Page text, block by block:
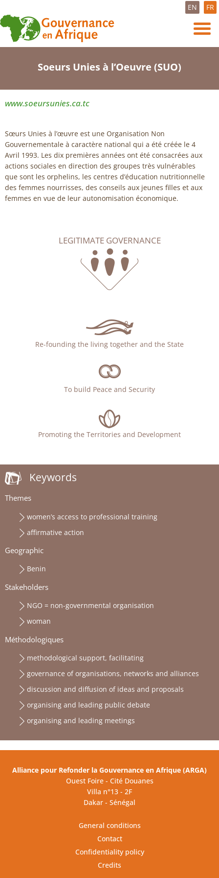
EN FR
Soeurs Unies à l’Oeuvre (SUO)
www.soeursunies.ca.tc
Sœurs Unies à l’œuvre est une Organisation Non
Gouvernementale à caractère national qui a été créée le 4
Avril 1993. Les dix premières années ont été consacrées aux
actions sociales en direction des groupes très vulnérables
que sont les orphelins, les centres d’éducation nutritionnelle
des femmes nourrisses, des conseils aux jeunes filles et aux
femmes en vue de leur autonomisation économique.
LEGITIMATE GOVERNANCE
Re-founding the living together and the State
To build Peace and Security
Promoting the Territories and Development
Keywords
Themes
women’s access to professional training
affirmative action
Geographic
Benin
Stakeholders
NGO = non-governmental organisation
woman
Méthodologiques
methodological support, facilitating
governance of organisations, networks and alliances
discussion and diffusion of ideas and proposals
organising and leading public debate
organising and leading meetings
Alliance pour Refonder la Gouvernance en Afrique (ARGA)
Ouest Foire - Cité Douanes
Villa n°13 - 2F
Dakar - Sénégal
General conditions
Contact
Confidentiality policy
Credits